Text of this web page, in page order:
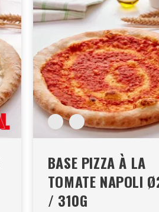
BASE PIZZA À LA
TOMATE NAPOLI
/ 310G